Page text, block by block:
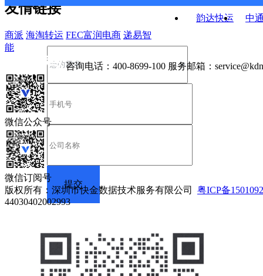
韵达快运
中
友情链接
商派 海淘转运 FEC富润电商 递易智
能
咨询电话： 400-8699-100 服务邮箱：
微信公众号
微信订阅号
版权所有：深圳市快金数据技术服务有限公司 粤ICP备
44030402002993